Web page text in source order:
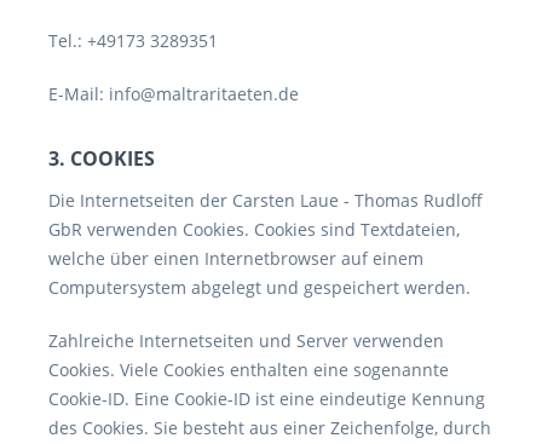
Tel.: +49173 3289351
E-Mail: info@maltraritaeten.de
3. COOKIES
Die Internetseiten der Carsten Laue - Thomas Rudloff
GbR verwenden Cookies. Cookies sind Textdateien,
welche über einen Internetbrowser auf einem
Computersystem abgelegt und gespeichert werden.
Zahlreiche Internetseiten und Server verwenden
Cookies. Viele Cookies enthalten eine sogenannte
Cookie-ID. Eine Cookie-ID ist eine eindeutige Kennung
des Cookies. Sie besteht aus einer Zeichenfolge, durch